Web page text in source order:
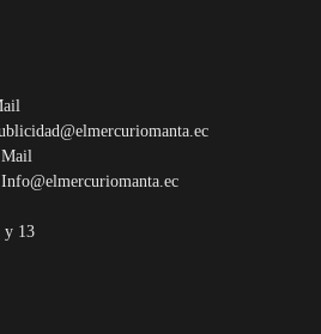
Mail
Info@elmercuriomanta.ec
y 13